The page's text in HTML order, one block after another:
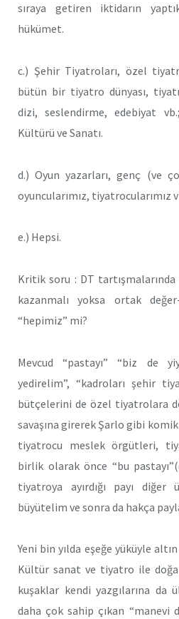
sıraya getiren iktidarın
hükümet.
c.) Şehir Tiyatroları, özel
bütün bir tiyatro dünyası,
dizi, seslendirme, edebiyat
Kültürü ve Sanatı.
d.) Oyun yazarları, genç (ve
oyuncularımız, tiyatrocularımız
e.) Hepsi.
Kritik soru : DT
kazanmalı yoksa ortak
“hepimiz” mi?
Mevcud “pastayı” “biz de
yedirelim”, “kadroları şehir
bütçelerini de özel tiyatrolara
savaşına girerek Şarlo gibi
tiyatrocu meslek örgütleri,
birlik olarak önce “bu
tiyatroya ayırdığı payı diğer
büyütelim ve sonra da hakça
Yeni bin yılda eşeğe yüküyle
Kültür sanat ve tiyatro ile
kuşaklar kendi yazgılarına da
daha çok sahip çıkan “manevi